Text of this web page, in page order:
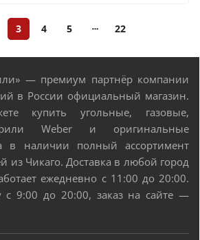
3 4 5 22
— премиум партнёр компании
в России официальный магазин.
купить угольные, газовые,
Weber и оригинальные
в наличии полный ассортимент
из Чикаго. Доставка в любой город
ежедневно с 11:00 до 20:00.
с 9:00 до 20:00, заказ на сайте —